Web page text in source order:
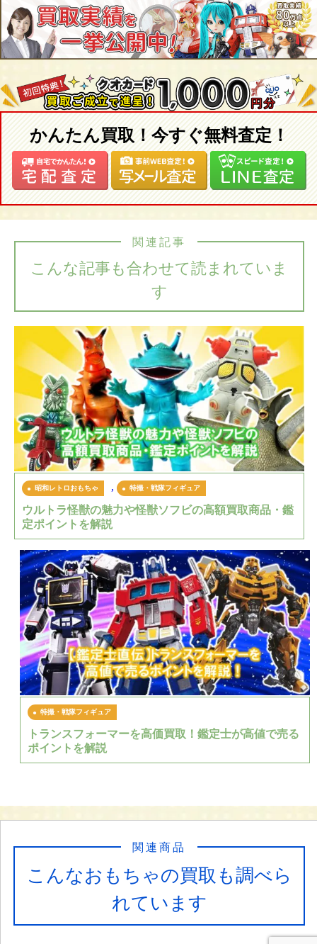
かんたん買取！今すぐ無料査定！
こんな記事も合わせて読まれていま
す
関連記事
昭和レトロおもちゃ , 特撮・戦隊フィギュア
ウルトラ怪獣の魅力や怪獣ソフビの高額買取商品・鑑
定ポイントを解説
特撮・戦隊フィギュア
トランスフォーマーを高価買取！鑑定士が高値で売る
ポイントを解説
こんなおもちゃの買取も調べら
れています
関連商品